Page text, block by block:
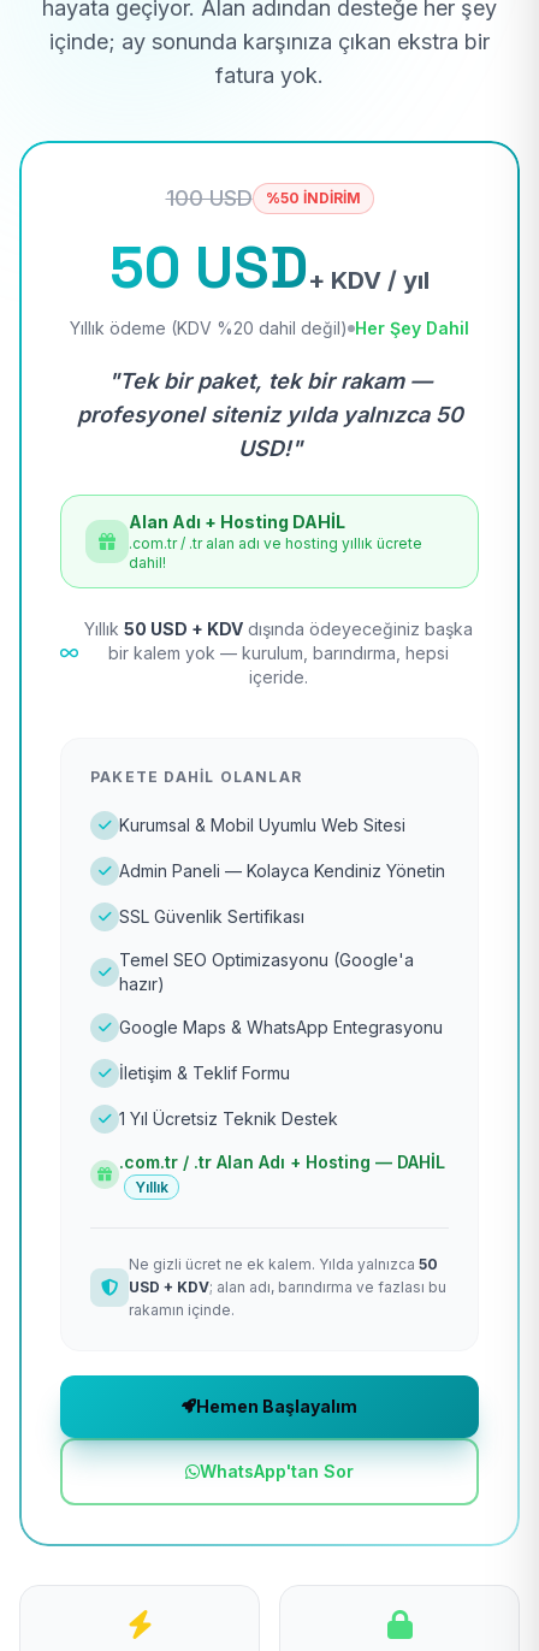
hayata geçiyor. Alan adından desteğe her şey
içinde; ay sonunda karşınıza çıkan ekstra bir
fatura yok.
100 USD %50 İNDİRİM
50 USD+ KDV / yıl
Yıllık ödeme (KDV %20 dahil değil) Her Şey Dahil
"Tek bir paket, tek bir rakam —
profesyonel siteniz yılda yalnızca 50
USD!"
Alan Adı + Hosting DAHİL
.com.tr / .tr alan adı ve hosting yıllık ücrete
dahil!
Yıllık 50 USD + KDV dışında ödeyeceğiniz başka
bir kalem yok — kurulum, barındırma, hepsi
içeride.
PAKETE DAHIL OLANLAR
Kurumsal & Mobil Uyumlu Web Sitesi
Admin Paneli — Kolayca Kendiniz Yönetin
SSL Güvenlik Sertifikası
Temel SEO Optimizasyonu (Google'a
hazır)
Google Maps & WhatsApp Entegrasyonu
İletişim & Teklif Formu
1 Yıl Ücretsiz Teknik Destek
.com.tr / .tr Alan Adı + Hosting — DAHİL
Yıllık
Ne gizli ücret ne ek kalem. Yılda yalnızca 50
USD + KDV; alan adı, barındırma ve fazlası bu
rakamın içinde.
Hemen Başlayalım
WhatsApp'tan Sor